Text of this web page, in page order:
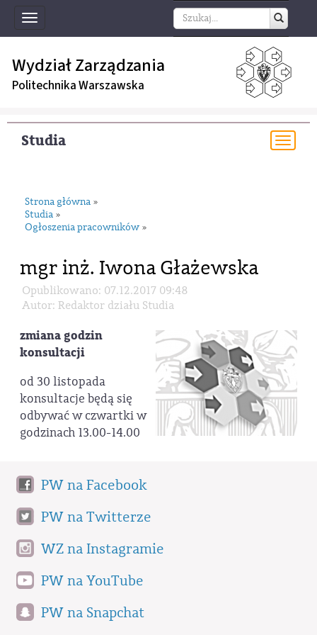
Toggle
navigation
Wydział Zarządzania
Politechnika Warszawska
Studia
Strona główna »
Studia »
Ogłoszenia pracowników »
mgr inż. Iwona Głażewska
Opublikowano: 07.12.2017 09:48
Autor: Redaktor działu Studia
zmiana godzin
konsultacji
od 30 listopada
konsultacje będą się
odbywać w czwartki w
godzinach 13.00-14.00
PW na Facebook
PW na Twitterze
WZ na Instagramie
PW na YouTube
PW na Snapchat